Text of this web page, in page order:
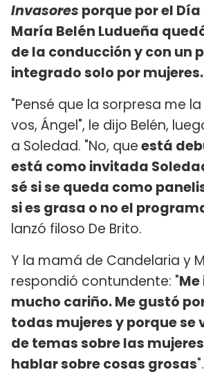
Invasores porque por el
María Belén Ludueña
de la conducción y con un
integrado solo por mujeres.
"Pensé que la sorpresa me
vos, Ángel", le dijo Belén,
a Soledad. "No, queestá
está como invitada
sé si se queda como
si es grasa o no el
lanzó filoso De Brito.
Y la mamá de Candelaria y
respondió contundente: "
mucho cariño. Me gustó
todas mujeres y porque se
de temas sobre las
hablar sobre cosas grosas".